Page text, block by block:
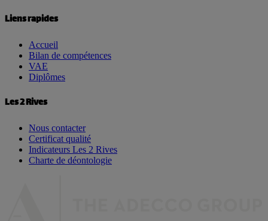
Liens rapides
Accueil
Bilan de compétences
VAE
Diplômes
Les 2 Rives
Nous contacter
Certificat qualité
Indicateurs Les 2 Rives
Charte de déontologie